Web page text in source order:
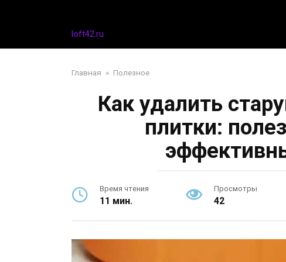
loft42.ru
Главная » Полезное
Как удалить
плитки:
Время чтения
11 мин.
Просмотры
42